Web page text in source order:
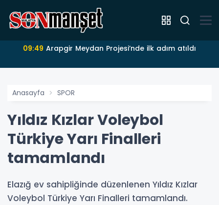
09:49 Arapgir Meydan Projesi’nde ilk adım atıldı
Anasayfa SPOR
Yıldız Kızlar Voleybol
Türkiye Yarı Finalleri
tamamlandı
Elazığ ev sahipliğinde düzenlenen Yıldız Kızlar
Voleybol Türkiye Yarı Finalleri tamamlandı.